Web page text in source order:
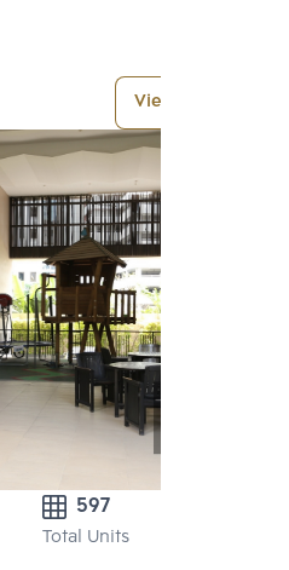
View More
597
Total Units